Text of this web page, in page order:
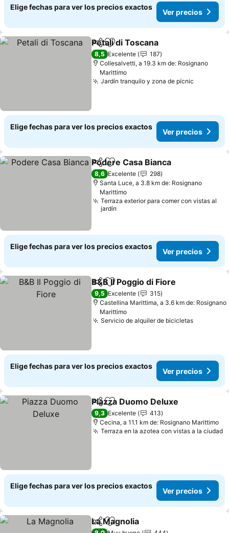
Elige fechas para ver los precios exactos
Ver precios
CompartirAgregar a favoritos
Petali di Toscana
8,5 Excelente
187
Collesalvetti, a 19.3 km de: Rosignano
Marittimo
Jardín tranquilo y zona de pícnic
Elige fechas para ver los precios exactos
Ver precios
CompartirAgregar a favoritos
Podere Casa Bianca
8,6 Excelente
298
Santa Luce, a 3.8 km de: Rosignano
Marittimo
Terraza exterior para comer con vistas al
jardín
Elige fechas para ver los precios exactos
Ver precios
CompartirAgregar a favoritos
B&B Il Poggio di Fiore
9,5 Excelente
315
Castellina Marittima, a 3.6 km de: Rosignano
Marittimo
Servicio de alquiler de bicicletas
Elige fechas para ver los precios exactos
Ver precios
CompartirAgregar a favoritos
Piazza Duomo Deluxe
9,3 Excelente
413
Cecina, a 11.1 km de: Rosignano Marittimo
Terraza en la azotea con vistas a la ciudad
Elige fechas para ver los precios exactos
Ver precios
CompartirAgregar a favoritos
La Magnolia